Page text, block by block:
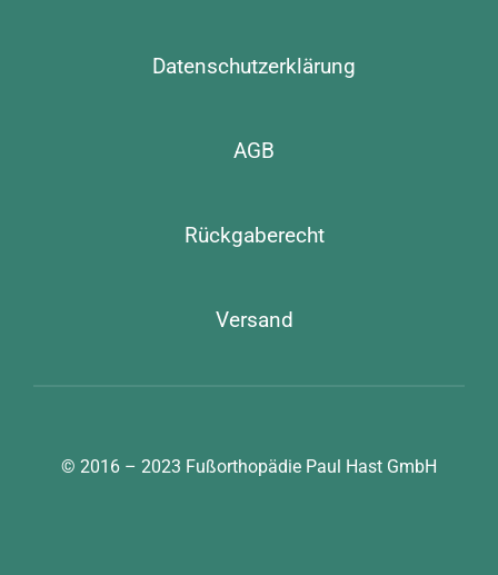
Datenschutzerklärung
AGB
Rückgaberecht
Versand
© 2016 – 2023 Fußorthopädie Paul Hast GmbH